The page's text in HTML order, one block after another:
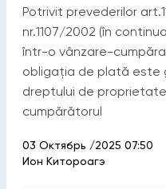
Potrivit prevederilor
nr.1107/2002 (în
într-o vânzare-
obligația de plată este
dreptului de
cumpărătorul
03 Октябрь /2025 07:50
Ион Китороагэ